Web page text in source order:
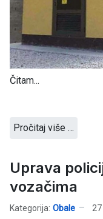
Čitam...
Pročitaj više …
Uprava
vozačima
Kategorija: Obale